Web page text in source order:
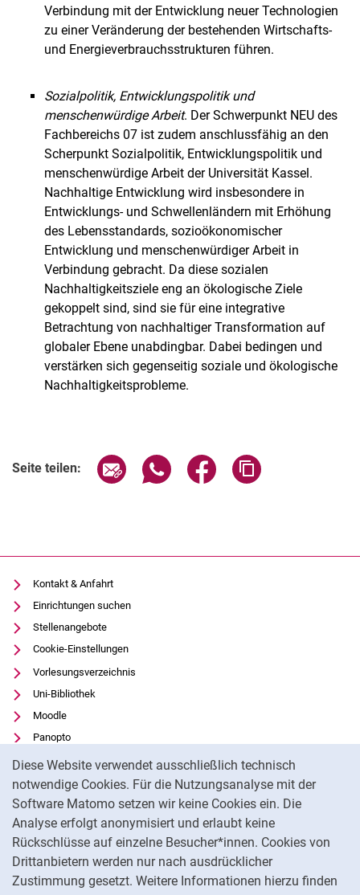
Diese Website verwendet ausschließlich technisch
notwendige Cookies. Für die Nutzungsanalyse mit der
Software Matomo setzen wir keine Cookies ein. Die
Analyse erfolgt anonymisiert und erlaubt keine
Rückschlüsse auf einzelne Besucher*innen. Cookies von
Drittanbietern werden nur nach ausdrücklicher
Zustimmung gesetzt. Weitere Informationen hierzu finden
Verbindung mit der Entwicklung neuer Technologien
zu einer Veränderung der bestehenden Wirtschafts-
und Energieverbrauchsstrukturen führen.
Sozialpolitik, Entwicklungspolitik und
menschenwürdige Arbeit. Der Schwerpunkt NEU des
Fachbereichs 07 ist zudem anschlussfähig an den
Scherpunkt Sozialpolitik, Entwicklungspolitik und
menschenwürdige Arbeit der Universität Kassel.
Nachhaltige Entwicklung wird insbesondere in
Entwicklungs- und Schwellenländern mit Erhöhung
des Lebensstandards, sozioökonomischer
Entwicklung und menschenwürdiger Arbeit in
Verbindung gebracht. Da diese sozialen
Nachhaltigkeitsziele eng an ökologische Ziele
gekoppelt sind, sind sie für eine integrative
Betrachtung von nachhaltiger Transformation auf
globaler Ebene unabdingbar. Dabei bedingen und
verstärken sich gegenseitig soziale und ökologische
Nachhaltigkeitsprobleme.
Seite teilen: Seite über E-Mail teilen
Seite über WhatsApp teilen
Seite über Facebook
Kontakt & Anfahrt
Einrichtungen suchen
Stellenangebote
Cookie-Einstellungen
Vorlesungsverzeichnis
Uni-Bibliothek
Moodle
Panopto
Datenschutz
Barrierefreiheit
Transparenter KI-Einsatz
Impressum
Externer Link: Universität Kassel auf
Facebook(öffnet neues Fenster)
Externer Link: Universität Kassel auf
Instagram (öffnet neues Fenster)